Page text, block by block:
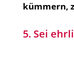
kümmern,
5. Sei